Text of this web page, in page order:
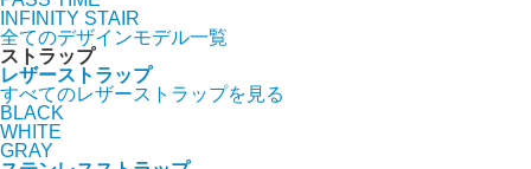
INFINITY STAIR
全てのデザインモデル一覧
ストラップ
レザーストラップ
すべてのレザーストラップを見る
BLACK
WHITE
GRAY